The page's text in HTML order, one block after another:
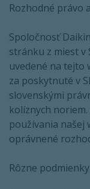
Rozhodné právo
Spoločnosť
stránku z miest v
uvedené na tejto
za poskytnuté v
slovenskými
kolíznych
používania našej
oprávnené
Rôzne podmienky